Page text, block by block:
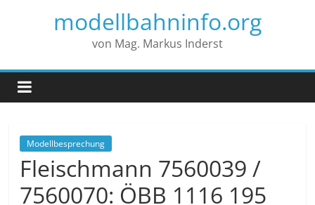
modellbahninfo.org
von Mag. Markus Inderst
Modellbesprechung
Fleischmann 7560039 /
7560070: ÖBB 1116 195